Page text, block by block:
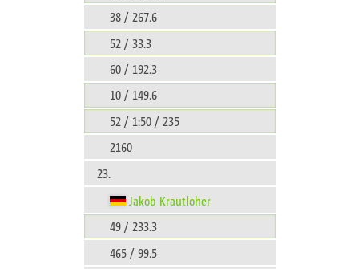
38 / 267.6
52 / 33.3
60 / 192.3
10 / 149.6
52 / 1:50 / 235
2160
23.
Jakob Krautloher
49 / 233.3
465 / 99.5